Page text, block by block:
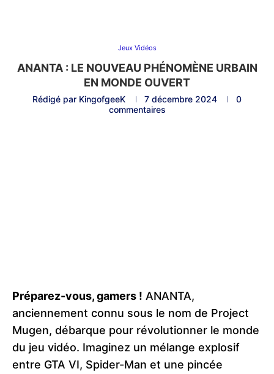
Jeux Vidéos
ANANTA : LE NOUVEAU PHÉNOMÈNE URBAIN
EN MONDE OUVERT
Rédigé par KingofgeeK 7 décembre 2024
0
commentaires
Préparez-vous, gamers ! ANANTA,
anciennement connu sous le nom de Project
Mugen, débarque pour révolutionner le monde
du jeu vidéo. Imaginez un mélange explosif
entre GTA VI, Spider-Man et une pincée